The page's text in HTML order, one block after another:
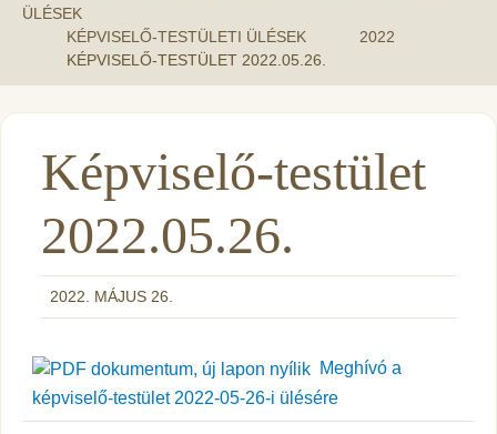
ÜLÉSEK
KÉPVISELŐ-TESTÜLETI ÜLÉSEK
2022
KÉPVISELŐ-TESTÜLET 2022.05.26.
Képviselő-testület
2022.05.26.
2022. MÁJUS 26.
Meghívó a
képviselő-testület 2022-05-26-i ülésére